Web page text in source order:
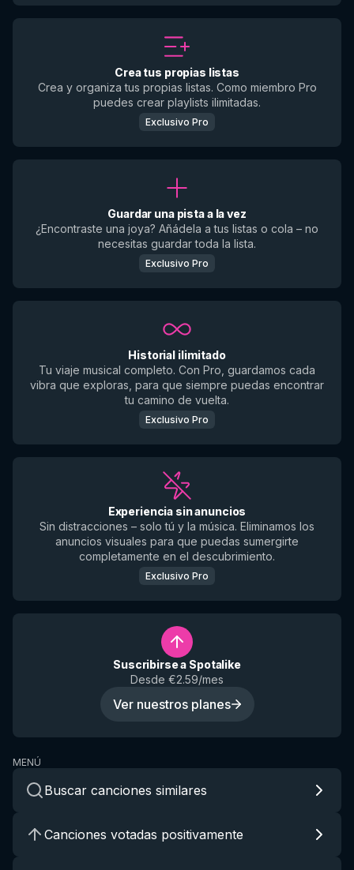
Crea tus propias listas
Crea y organiza tus propias listas. Como miembro Pro
puedes crear playlists ilimitadas.
Exclusivo Pro
Guardar una pista a la vez
¿Encontraste una joya? Añádela a tus listas o cola – no
necesitas guardar toda la lista.
Exclusivo Pro
Historial ilimitado
Tu viaje musical completo. Con Pro, guardamos cada
vibra que exploras, para que siempre puedas encontrar
tu camino de vuelta.
Exclusivo Pro
Experiencia sin anuncios
Sin distracciones – solo tú y la música. Eliminamos los
anuncios visuales para que puedas sumergirte
completamente en el descubrimiento.
Exclusivo Pro
Suscribirse a Spotalike
Desde €2.59/mes
Ver nuestros planes
MENÚ
Buscar canciones similares
Canciones votadas positivamente